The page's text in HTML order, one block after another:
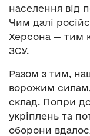
населення від
Чим далі
Херсона — тим
ЗСУ.
Разом з тим,
ворожим
склад. Попри
укріплень та
оборони